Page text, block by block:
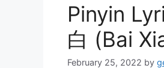
Pinyin
白 (Bai
February 25, 2022 by